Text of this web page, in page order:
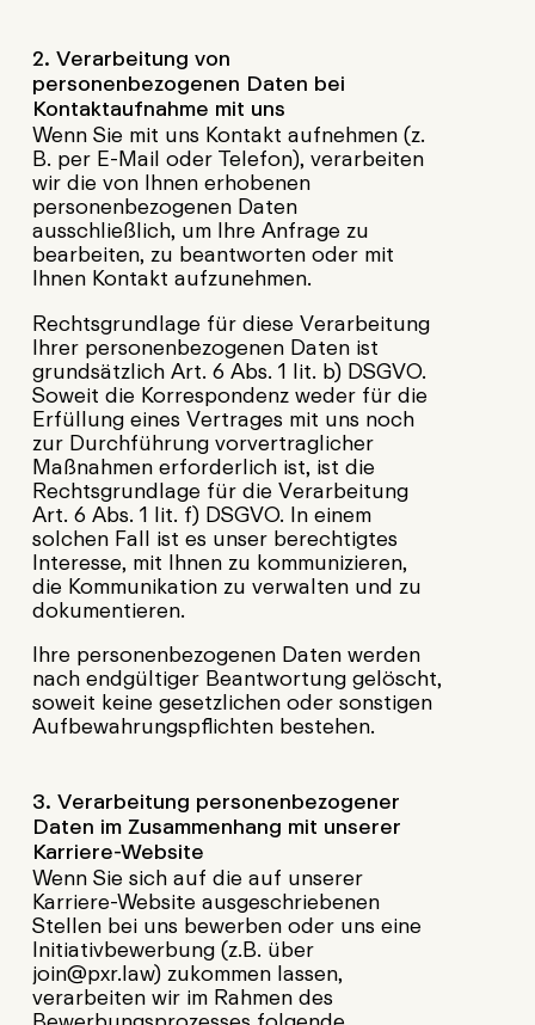
2. Verarbeitung von
personenbezogenen Daten bei
Kontaktaufnahme mit uns
Wenn Sie mit uns Kontakt aufnehmen (z.
B. per E-Mail oder Telefon), verarbeiten
wir die von Ihnen erhobenen
personenbezogenen Daten
ausschließlich, um Ihre Anfrage zu
bearbeiten, zu beantworten oder mit
Ihnen Kontakt aufzunehmen.
Rechtsgrundlage für diese Verarbeitung
Ihrer personenbezogenen Daten ist
grundsätzlich Art. 6 Abs. 1 lit. b) DSGVO.
Soweit die Korrespondenz weder für die
Erfüllung eines Vertrages mit uns noch
zur Durchführung vorvertraglicher
Maßnahmen erforderlich ist, ist die
Rechtsgrundlage für die Verarbeitung
Art. 6 Abs. 1 lit. f) DSGVO. In einem
solchen Fall ist es unser berechtigtes
Interesse, mit Ihnen zu kommunizieren,
die Kommunikation zu verwalten und zu
dokumentieren.
Ihre personenbezogenen Daten werden
nach endgültiger Beantwortung gelöscht,
soweit keine gesetzlichen oder sonstigen
Aufbewahrungspflichten bestehen.
3. Verarbeitung personenbezogener
Daten im Zusammenhang mit unserer
Karriere-Website
Wenn Sie sich auf die auf unserer
Karriere-Website ausgeschriebenen
Stellen bei uns bewerben oder uns eine
Initiativbewerbung (z.B. über
join@pxr.law) zukommen lassen,
verarbeiten wir im Rahmen des